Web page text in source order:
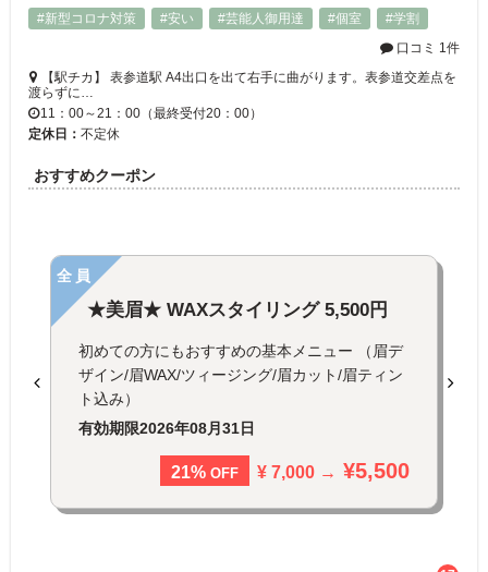
#新型コロナ対策
#安い #芸能人御用達 #個室
#学割
口コミ 1件
【駅チカ】 表参道駅 A4出口を出て右手に曲がります。表参道交差点を
渡らずに…
11：00～21：00（最終受付20：00）
定休日： 不定休
おすすめクーポン
全員
★美眉★ WAXスタイリング 5,500円
初めての方にもおすすめの基本メニュー （眉デ
ザイン/眉WAX/ツィージング/眉カット/眉ティン
ト込み）
有効期限2026年08月31日
21% OFF ¥ 7,000 → ¥5,500